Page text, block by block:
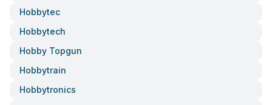
Hobbytec
Hobbytech
Hobby Topgun
Hobbytrain
Hobbytronics